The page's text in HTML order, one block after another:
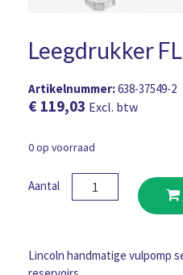
Leegdrukker
Artikelnummer:638-37549-2
€ 119,03 Excl. btw
0 op voorraad
Aantal
Leegdrukker
FL
aantal
Lincoln handmatige vulpomp